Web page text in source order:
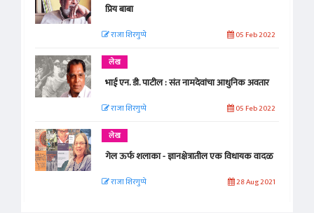
प्रिय बाबा
राजा शिरगुप्पे 05 Feb 2022
लेख
भाई एन. डी. पाटील : संत नामदेवांचा आधुनिक अवतार
राजा शिरगुप्पे 05 Feb 2022
लेख
गेल ऊर्फ शलाका - ज्ञानक्षेत्रातील एक विधायक वादळ
राजा शिरगुप्पे 28 Aug 2021